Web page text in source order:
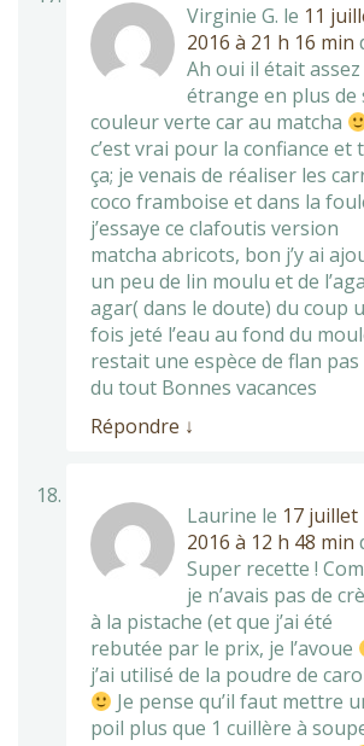
Virginie G. le 11
2016 à 21 h 16 min
Ah oui il était assez
étrange en plus de
couleur verte car au matcha
c’est vrai pour la confiance et
ça; je venais de réaliser les
coco framboise et dans la
j’essaye ce clafoutis version
matcha abricots, bon j’y ai
un peu de lin moulu et de
agar( dans le doute) du coup
fois jeté l’eau au fond du
restait une espèce de flan pas
du tout Bonnes vacances
Répondre ↓
Laurine le 17 juillet
2016 à 12 h 48 min
Super recette !
je n’avais pas de
à la pistache (et que j’ai été
rebutée par le prix, je l’avoue
j’ai utilisé de la poudre de
Je pense qu’il faut mettre
poil plus que 1 cuillère à